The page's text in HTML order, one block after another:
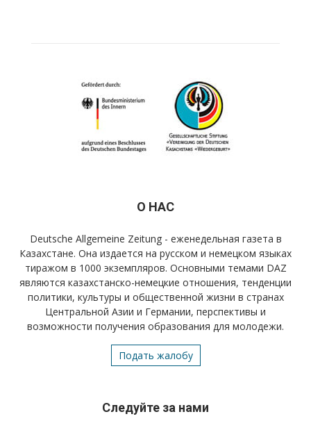
О НАС
Deutsche Allgemeine Zeitung - еженедельная газета в
Казахстане. Она издается на русском и немецком языках
тиражом в 1000 экземпляров. Основными темами DAZ
являются казахстанско-немецкие отношения, тенденции
политики, культуры и общественной жизни в странах
Центральной Азии и Германии, перспективы и
возможности получения образования для молодежи.
Подать жалобу
Следуйте за нами